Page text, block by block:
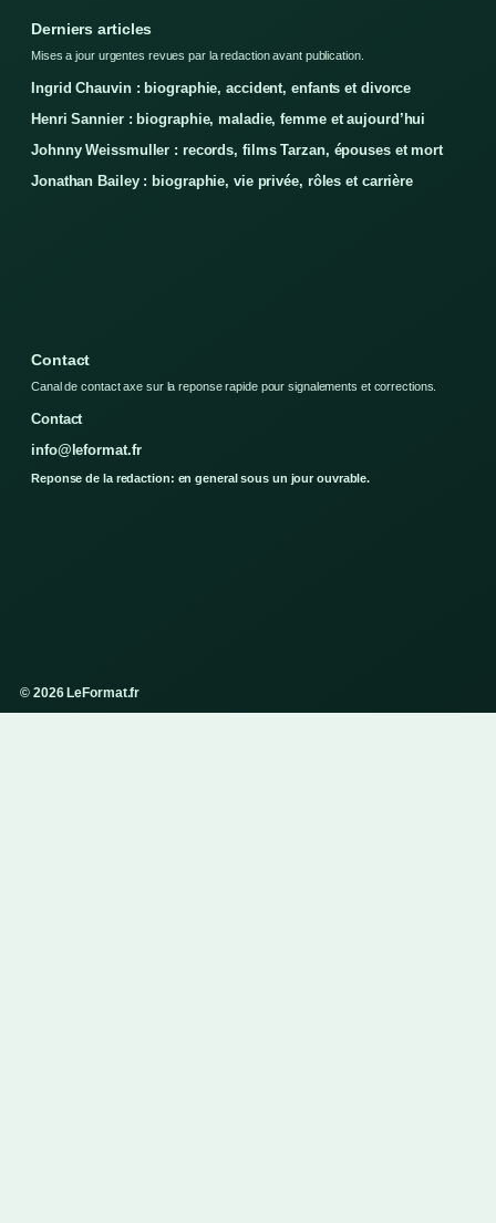
Derniers articles
Mises a jour urgentes revues par la redaction avant publication.
Ingrid Chauvin : biographie, accident, enfants et divorce
Henri Sannier : biographie, maladie, femme et aujourd’hui
Johnny Weissmuller : records, films Tarzan, épouses et mort
Jonathan Bailey : biographie, vie privée, rôles et carrière
Contact
Canal de contact axe sur la reponse rapide pour signalements et corrections.
Contact
info@leformat.fr
Reponse de la redaction: en general sous un jour ouvrable.
© 2026 LeFormat.fr